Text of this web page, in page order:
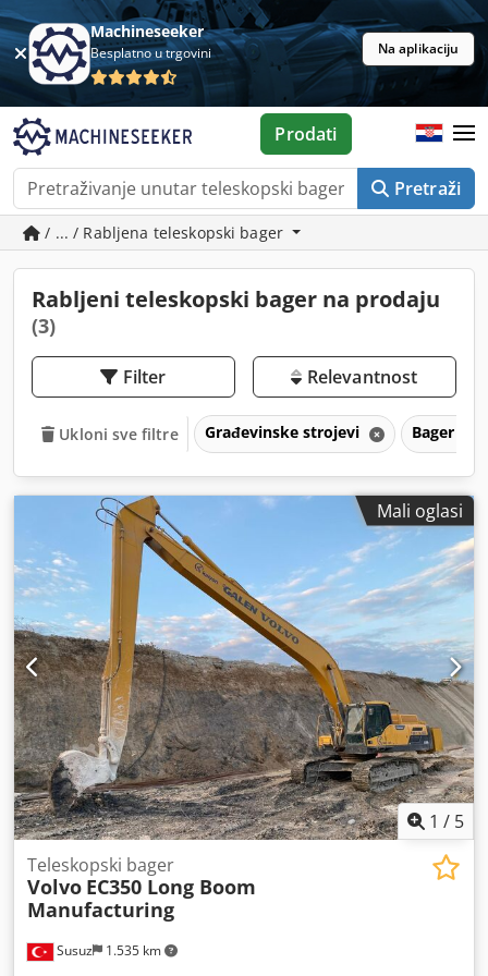
Machineseeker
Besplatno u trgovini Na aplikaciju
Pretraži
Prodati
/ ... / Rabljena teleskopski bager
Rabljeni teleskopski bager na prodaju
(3)
Filter Relevantnost
Ukloni sve filtre Građevinske strojevi Bager
Mali oglasi
1 / 5
Susuz 1.535 km
Teleskopski bager
Volvo EC350 Long Boom
Manufacturing